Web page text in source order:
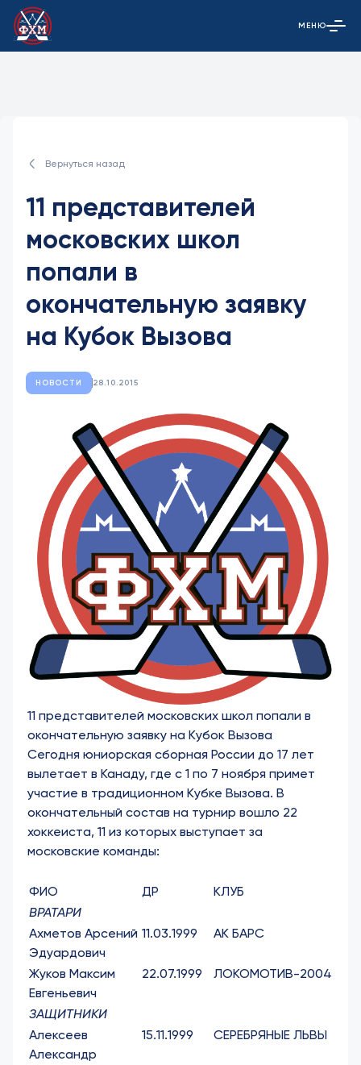
Открыть
МЕНЮ
Вернуться назад
11 представителей
московских школ
попали в
окончательную заявку
на Кубок Вызова
НОВОСТИ 28.10.2015
11 представителей московских школ попали в
окончательную заявку на Кубок Вызова
Сегодня юниорская сборная России до 17 лет
вылетает в Канаду, где с 1 по 7 ноября примет
участие в традиционном Кубке Вызова. В
окончательный состав на турнир вошло 22
хоккеиста, 11 из которых выступает за
московские команды:
ФИО ДР
КЛУБ
ВРАТАРИ
Ахметов Арсений
Эдуардович
11.03.1999 АК БАРС
Жуков Максим
Евгеньевич
22.07.1999 ЛОКОМОТИВ-2004
ЗАЩИТНИКИ
Алексеев
Александр
15.11.1999 СЕРЕБРЯНЫЕ ЛЬВЫ